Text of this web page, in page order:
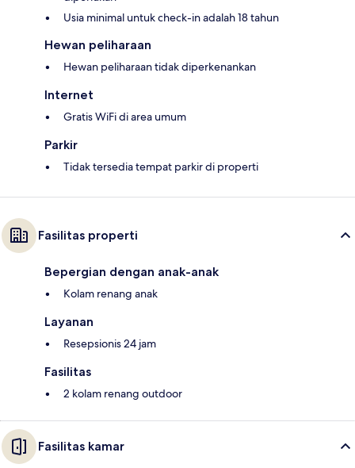
Usia minimal untuk check-in adalah 18 tahun
Hewan peliharaan
Hewan peliharaan tidak diperkenankan
Internet
Gratis WiFi di area umum
Parkir
Tidak tersedia tempat parkir di properti
Fasilitas properti
Bepergian dengan anak-anak
Kolam renang anak
Layanan
Resepsionis 24 jam
Fasilitas
2 kolam renang outdoor
Fasilitas kamar